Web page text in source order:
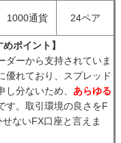
1000通貨 24ペア
ポイント】
ダーから支持されていま
優れており、スプレッド
分ないため、 あらゆる
す。取引環境の良さをF
ないFX口座と言えま